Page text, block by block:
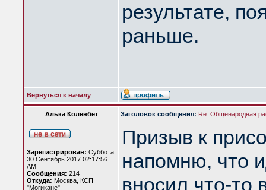
результате,
раньше.
Вернуться к началу
Алька Коленбет Заголовок сообщения: Re: Общенародная
Зарегистрирован: Суббота
30 Сентябрь 2017 02:17:56
AM
Сообщения: 214
Откуда: Москва, КСП
"Могикане"
Призыв к
напомню, что
вносил что-